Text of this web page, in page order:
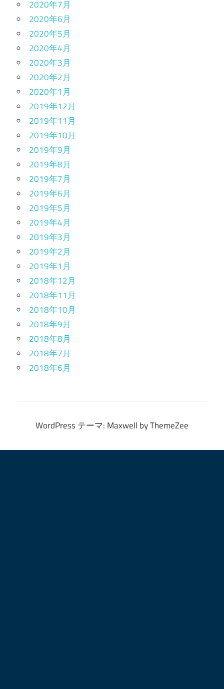
2020年7月
2020年6月
2020年5月
2020年4月
2020年3月
2020年2月
2020年1月
2019年12月
2019年11月
2019年10月
2019年9月
2019年8月
2019年7月
2019年6月
2019年5月
2019年4月
2019年3月
2019年2月
2019年1月
2018年12月
2018年11月
2018年10月
2018年9月
2018年8月
2018年7月
2018年6月
WordPress テーマ: Maxwell by ThemeZee